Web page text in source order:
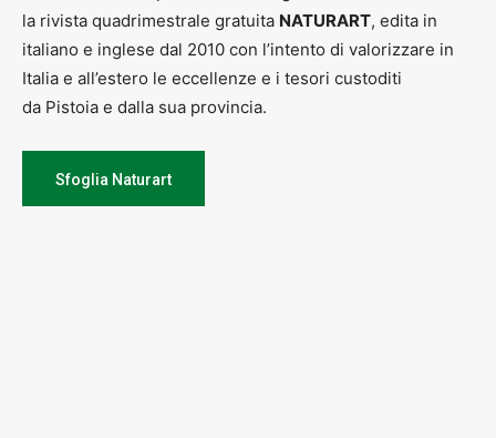
la rivista quadrimestrale gratuita NATURART, edita in
italiano e inglese dal 2010 con l’intento di valorizzare in
Italia e all’estero le eccellenze e i tesori custoditi
da Pistoia e dalla sua provincia.
Sfoglia Naturart